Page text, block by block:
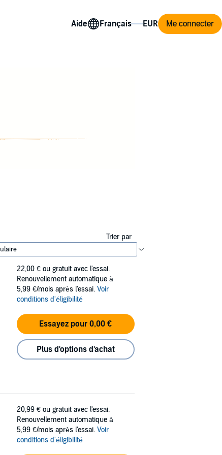
Aide Me connecter
Trier par
22,00 € ou gratuit avec l'essai.
Renouvellement automatique à
5,99 €/mois après l'essai. Voir
conditions d'éligibilité
Essayez pour 0,00 €
Plus d'options d'achat
20,99 € ou gratuit avec l'essai.
Renouvellement automatique à
5,99 €/mois après l'essai. Voir
conditions d'éligibilité